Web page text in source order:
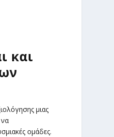
και
μιας
ομάδες.